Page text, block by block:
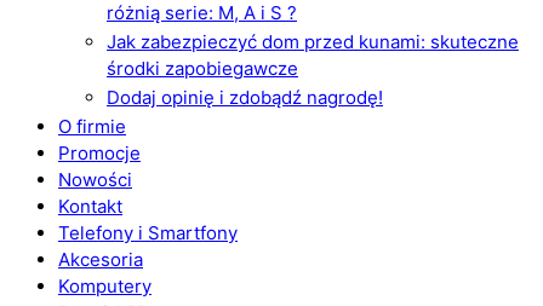
różnią serie: M, A i S ?
Jak zabezpieczyć dom przed kunami: skuteczne
środki zapobiegawcze
Dodaj opinię i zdobądź nagrodę!
O firmie
Promocje
Nowości
Kontakt
Telefony i Smartfony
Akcesoria
Komputery